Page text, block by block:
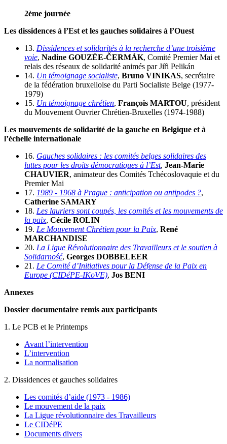
2ème journée
Les dissidences à l’Est et les gauches solidaires à l’Ouest
13. Dissidences et solidarités à la recherche d’une troisième
voie, Nadine GOUZÉE-ČERMÁK, Comité Premier Mai et
relais des réseaux de solidarité animés par Jiři Pelikán
14. Un témoignage socialiste, Bruno VINIKAS, secrétaire
de la fédération bruxelloise du Parti Socialiste Belge (1977-
1979)
15. Un témoignage chrétien, François MARTOU, président
du Mouvement Ouvrier Chrétien-Bruxelles (1974-1988)
Les mouvements de solidarité de la gauche en Belgique et à
l’échelle internationale
16. Gauches solidaires : les comités belges solidaires des
luttes pour les droits démocratiques à l’Est, Jean-Marie
CHAUVIER, animateur des Comités Tchécoslovaquie et du
Premier Mai
17. 1989 - 1968 à Prague : anticipation ou antipodes ?,
Catherine SAMARY
18. Les lauriers sont coupés, les comités et les mouvements de
la paix, Cécile ROLIN
19. Le Mouvement Chrétien pour la Paix, René
MARCHANDISE
20. La Ligue Révolutionnaire des Travailleurs et le soutien à
Solidarność, Georges DOBBELEER
21. Le Comité d’Initiatives pour la Défense de la Paix en
Europe (CIDéPE-IKoVE), Jos BENI
Annexes
Dossier documentaire remis aux participants
1. Le PCB et le Printemps
Avant l’intervention
L’intervention
La normalisation
2. Dissidences et gauches solidaires
Les comités d’aide (1973 - 1986)
Le mouvement de la paix
La Ligue révolutionnaire des Travailleurs
Le CIDéPE
Documents divers